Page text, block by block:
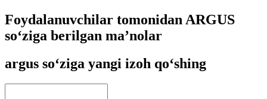
Foydalanuvchilar tomonidan ARGUS
so‘ziga berilgan ma’nolar
argus so‘ziga yangi izoh qo‘shing